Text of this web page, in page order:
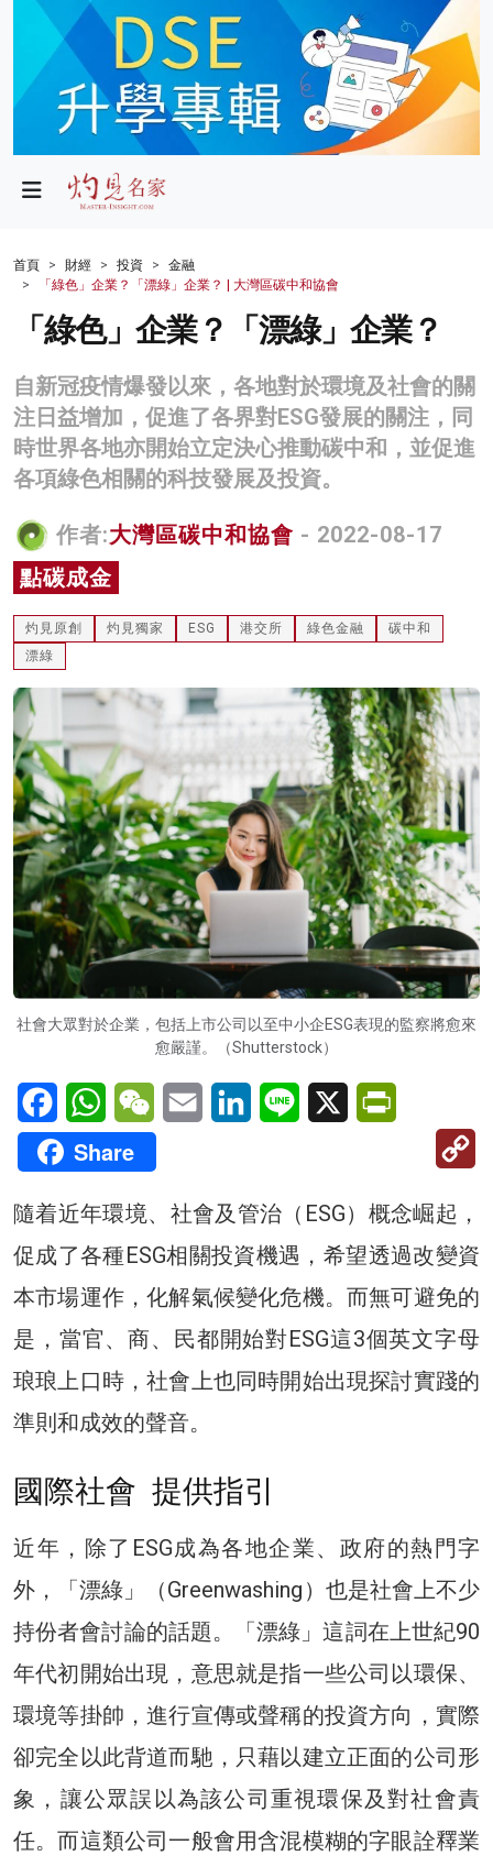
政局
財經
生活
健康
商業
科技
影片
名家榜
灼見活動
關於我們
首頁 財經 投資
金融
「綠色」企業？「漂綠」企業？ | 大灣區碳中和協會
「綠色」企業？「漂綠」企業？
自新冠疫情爆發以來，各地對於環境及社會的關
注日益增加，促進了各界對ESG發展的關注，同
時世界各地亦開始立定決心推動碳中和，並促進
各項綠色相關的科技發展及投資。
作者:大灣區碳中和協會 - 2022-08-17
點碳成金
灼見原創 灼見獨家 ESG 港交所 綠色金融
碳中和
漂綠
社會大眾對於企業，包括上市公司以至中小企ESG表現的監察將愈來
愈嚴謹。（Shutterstock）
FacebookWhatsAppWeChatEmail LinkedInLine X
Share
隨着近年環境、社會及管治（ESG）概念崛起，
促成了各種ESG相關投資機遇，希望透過改變資
本市場運作，化解氣候變化危機。而無可避免的
是，當官、商、民都開始對ESG這3個英文字母
琅琅上口時，社會上也同時開始出現探討實踐的
準則和成效的聲音。
國際社會 提供指引
近年，除了ESG成為各地企業、政府的熱門字
外，「漂綠」（Greenwashing）也是社會上不少
持份者會討論的話題。「漂綠」這詞在上世紀90
年代初開始出現，意思就是指一些公司以環保、
環境等掛帥，進行宣傳或聲稱的投資方向，實際
卻完全以此背道而馳，只藉以建立正面的公司形
象，讓公眾誤以為該公司重視環保及對社會責
任。而這類公司一般會用含混模糊的字眼詮釋業